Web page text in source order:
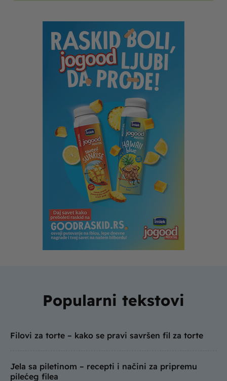
Popularni tekstovi
Filovi za torte – kako se pravi savršen fil za torte
Jela sa piletinom – recepti i načini za pripremu
pilećeg filea